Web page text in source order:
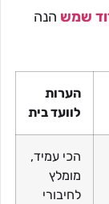
שמש הנה
הערות
לוועד בית
הכי עמיד,
מומלץ
לחיבורי